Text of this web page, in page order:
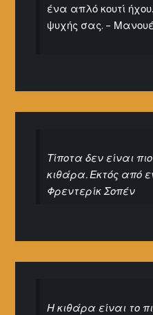
ένα απλό κουτί
ψυχής σας. –
Τίποτα δεν είναι
κιθάρα. Εκτός από
Φρεντερίκ Σοπέν
Η κιθάρα είναι το